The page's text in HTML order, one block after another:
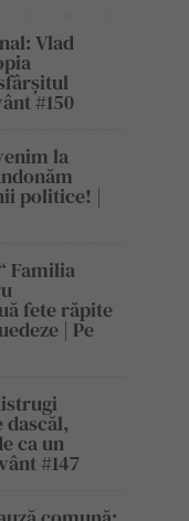
Vlad
#150
la
politice! |
Familia
fete răpite
| Pe
ca un
#147